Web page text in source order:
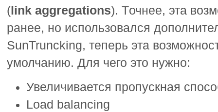
(link aggregations). Tочнее, эта
ранее, но использовался
SunTruncking, теперь эта
умолчанию. Для чего это нужно:
Увеличивается пропускная
Load balancing